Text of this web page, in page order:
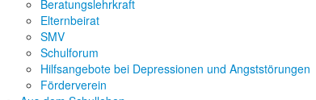
Beratungslehrkraft
Elternbeirat
SMV
Schulforum
Hilfsangebote bei Depressionen und Angststörungen
Förderverein